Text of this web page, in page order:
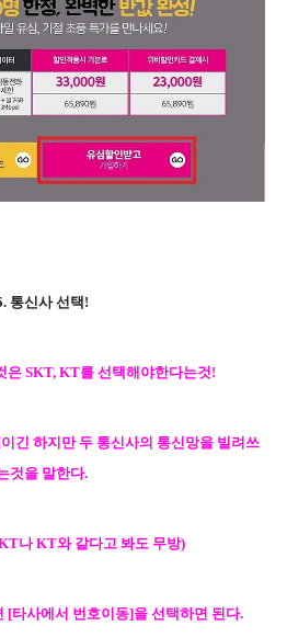
통신사 선택!
은 SKT, KT를 선택해야한다는것!
긴 하지만 두 통신사의 통신망을 빌려쓰
것을 말한다.
나 KT와 같다고 봐도 무방)
[타사에서 번호이동]을 선택하면 된다.